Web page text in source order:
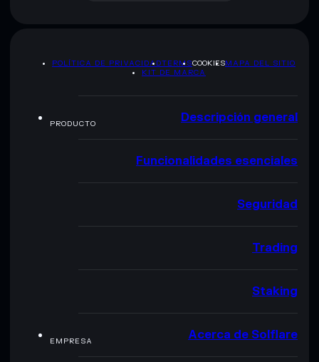
POLÍTICA DE PRIVACIDADTERMSCOOKIESMAPA DEL SITIO
KIT DE MARCA
PRODUCTO Descripción general
Funcionalidades esenciales
Seguridad
Trading
Staking
EMPRESA Acerca de Solflare